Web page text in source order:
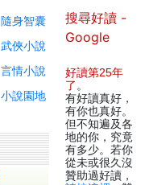
隨身智囊
武俠小說
言情小說
小說園地
搜尋好讀 -
Google
好讀第25年
了 。
有好讀真好，
有你也真好。
但不知遍及各
地的你，究竟
有多少。若你
從未或很久沒
贊助過好讀，